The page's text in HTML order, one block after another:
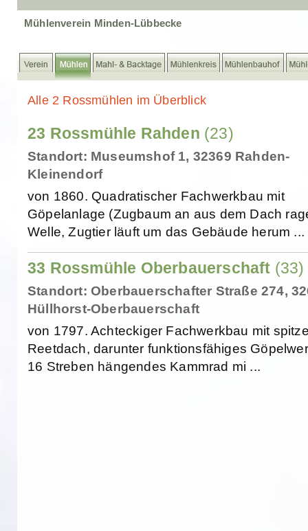
Mühlenverein Minden-Lübbecke
Alle 2 Rossmühlen im Überblick
23 Rossmühle Rahden (23)
Standort: Museumshof 1, 32369 Rahden-
Kleinendorf
von 1860. Quadratischer Fachwerkbau mit
Göpelanlage (Zugbaum an aus dem Dach
Welle, Zugtier läuft um das Gebäude herum ...
33 Rossmühle Oberbauerschaft (33)
Standort: Oberbauerschafter Straße 274,
Hüllhorst-Oberbauerschaft
von 1797. Achteckiger Fachwerkbau mit
Reetdach, darunter funktionsfähiges
16 Streben hängendes Kammrad mi ...